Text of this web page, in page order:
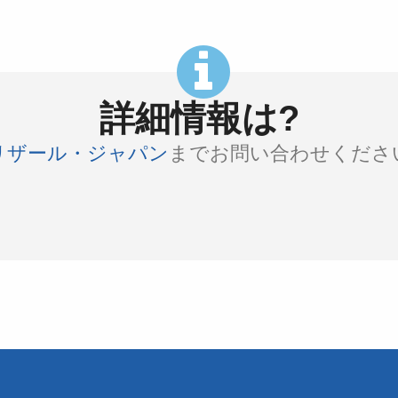
詳細情報は?
ザール・ジャパン までお問い合わせくださ